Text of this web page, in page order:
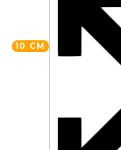
10 CM